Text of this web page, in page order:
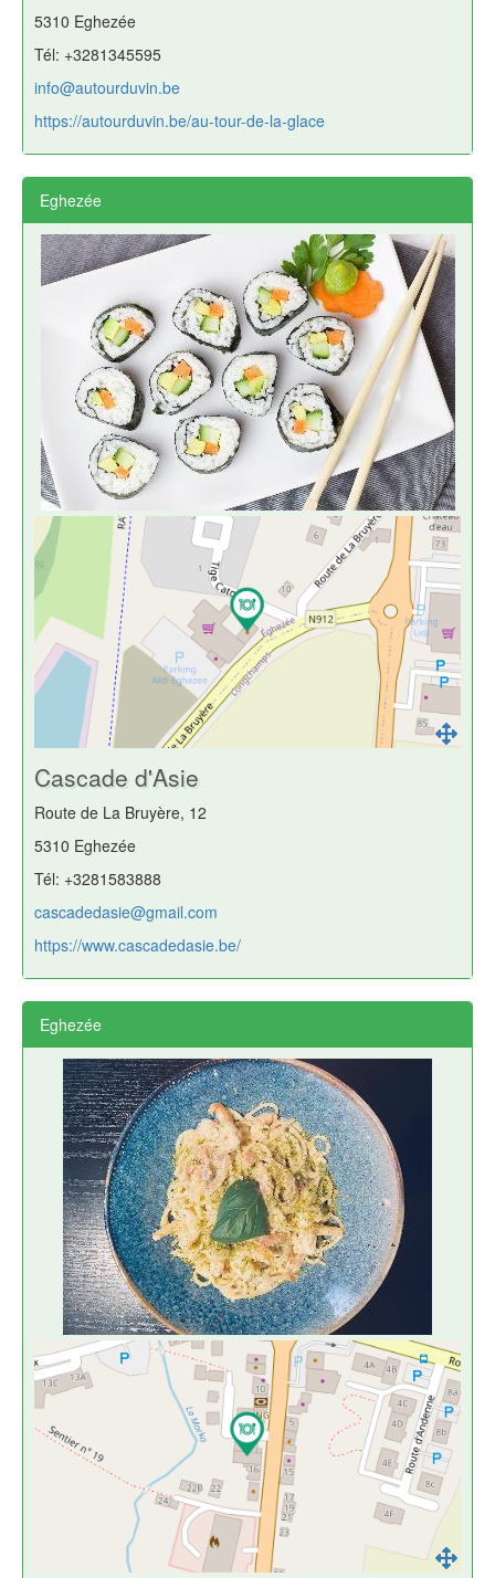
5310 Eghezée
Tél: +3281345595
info@autourduvin.be
https://autourduvin.be/au-tour-de-la-glace
Eghezée
Cascade d'Asie
Route de La Bruyère, 12
5310 Eghezée
Tél: +3281583888
cascadedasie@gmail.com
https://www.cascadedasie.be/
Eghezée